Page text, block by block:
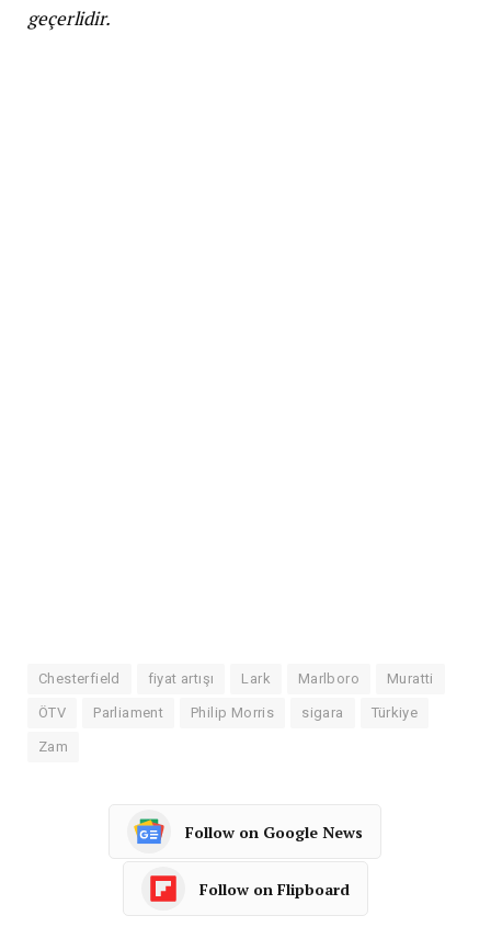
geçerlidir.
Chesterfield fiyat artışı Lark Marlboro Muratti
ÖTV Parliament Philip Morris sigara Türkiye
Zam
Follow on Google News
Follow on Flipboard